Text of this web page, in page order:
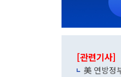
[관련기사]
美 연방정